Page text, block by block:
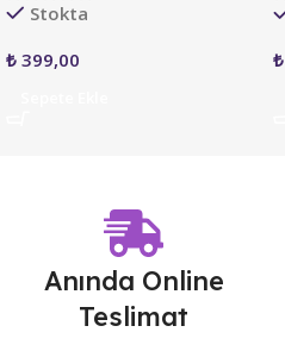
Stokta
₺ 399,00
₺
Anında Online
Teslimat